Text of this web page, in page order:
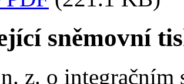
sněmovní
z. o integračním